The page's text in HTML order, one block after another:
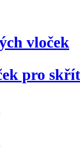
vloček
pro